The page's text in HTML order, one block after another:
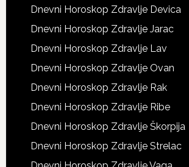
Dnevni Horoskop Zdravlje Devica
Dnevni Horoskop Zdravlje Jarac
Dnevni Horoskop Zdravlje Lav
Dnevni Horoskop Zdravlje Ovan
Dnevni Horoskop Zdravlje Rak
Dnevni Horoskop Zdravlje Ribe
Dnevni Horoskop Zdravlje Škorpija
Dnevni Horoskop Zdravlje Strelac